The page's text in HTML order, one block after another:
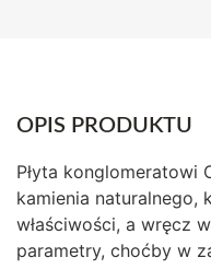
OPIS PRODUKTU
Płyta konglomeratowi
kamienia naturalnego,
właściwości, a wręcz
parametry, choćby w